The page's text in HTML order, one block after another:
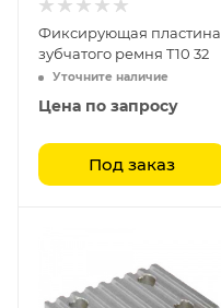
Фиксирующая пластина
зубчатого ремня T10 32
Уточните наличие
Цена по запросу
Под заказ